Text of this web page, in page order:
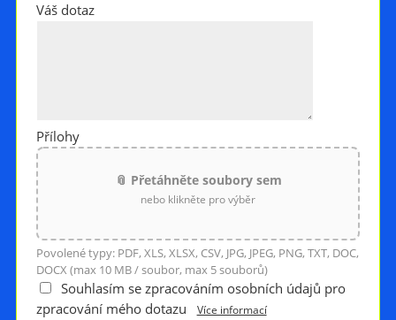
Váš dotaz
Přílohy
📎 Přetáhněte soubory sem
nebo klikněte pro výběr
Povolené typy: PDF, XLS, XLSX, CSV, JPG, JPEG, PNG, TXT, DOC,
DOCX (max 10 MB / soubor, max 5 souborů)
Souhlasím se zpracováním osobních údajů pro
zpracování mého dotazu
Více informací